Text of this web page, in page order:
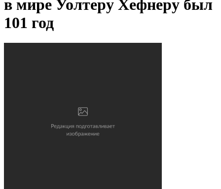
в мирe Уолтеру Хефнеру был
101 год